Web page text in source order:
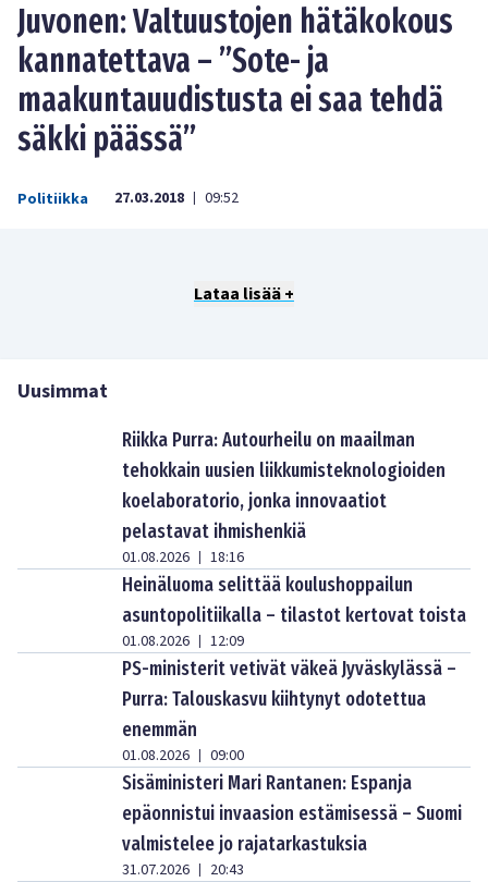
Juvonen: Valtuustojen hätäkokous
kannatettava – ”Sote- ja
maakuntauudistusta ei saa tehdä
säkki päässä”
Politiikka 27.03.2018 | 09:52
Lataa lisää +
Uusimmat
Riikka Purra: Autourheilu on maailman
tehokkain uusien liikkumisteknologioiden
koelaboratorio, jonka innovaatiot
pelastavat ihmishenkiä
01.08.2026 | 18:16
Heinäluoma selittää koulushoppailun
asuntopolitiikalla – tilastot kertovat toista
01.08.2026 | 12:09
PS-ministerit vetivät väkeä Jyväskylässä –
Purra: Talouskasvu kiihtynyt odotettua
enemmän
01.08.2026 | 09:00
Sisäministeri Mari Rantanen: Espanja
epäonnistui invaasion estämisessä – Suomi
valmistelee jo rajatarkastuksia
31.07.2026 | 20:43